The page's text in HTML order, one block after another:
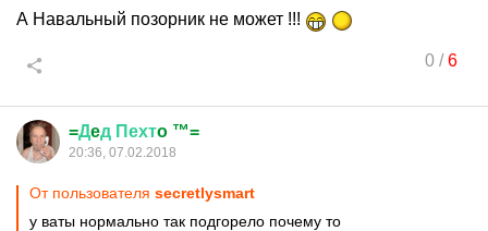
А Навальный позорник не может !!!
0/6
=Дeд Пехтo ™=
20:36, 07.02.2018
От пользователя secretlysmart
у ваты нормально так подгорело почему то